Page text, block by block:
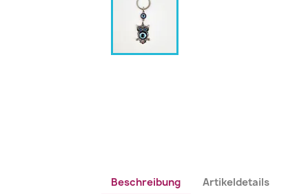
Beschreibung Artikeldetails